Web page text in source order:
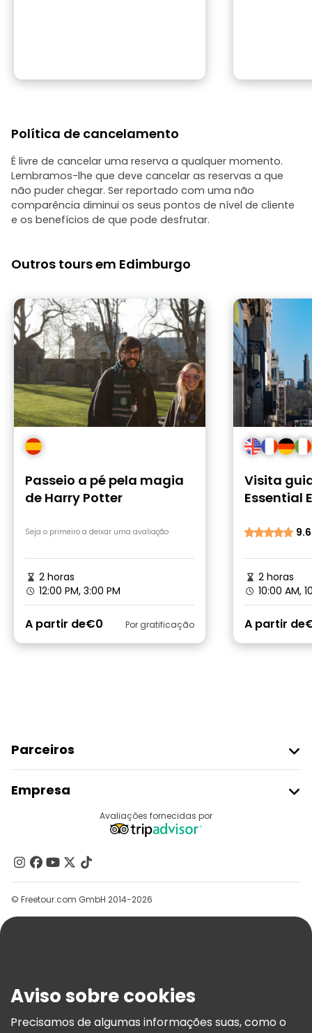
Política de cancelamento
É livre de cancelar uma reserva a qualquer momento.
Lembramos-lhe que deve cancelar as reservas a que
não puder chegar. Ser reportado com uma não
comparência diminui os seus pontos de nível de cliente
e os benefícios de que pode desfrutar.
Outros tours em Edimburgo
Passeio a pé pela magia
de Harry Potter
Seja o primeiro a deixar uma avaliação
2 horas
12:00 PM, 3:00 PM
A partir de€0 Por gratificação
Visita
Essential
9.6
2 horas
10:00 AM,
A partir de
Parceiros
Registo Do Fornecedor
Programa De Afiliados
Empresa
Contacte-Nos
Grupos
Ajuda
Termos E Informações Legais
Política De Cookies
Avaliações fornecidas por
© Freetour.com GmbH 2014-2026
Aviso sobre cookies
Precisamos de algumas informações suas, como o